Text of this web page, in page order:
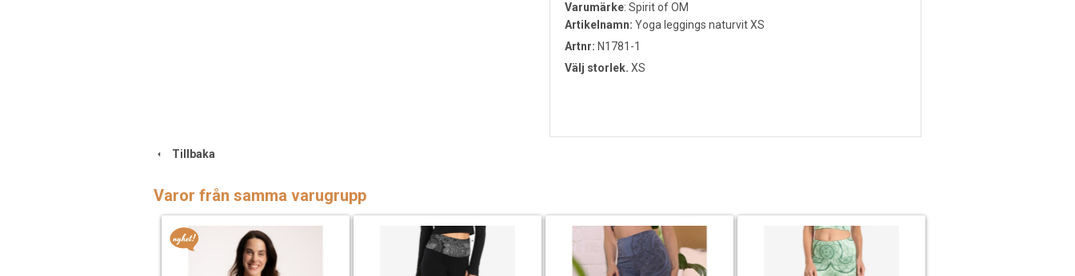
Varumärke: Spirit of OM
Artikelnamn: Yoga leggings naturvit XS
Artnr: N1781-1
Välj storlek. XS
Tillbaka
Varor från samma varugrupp